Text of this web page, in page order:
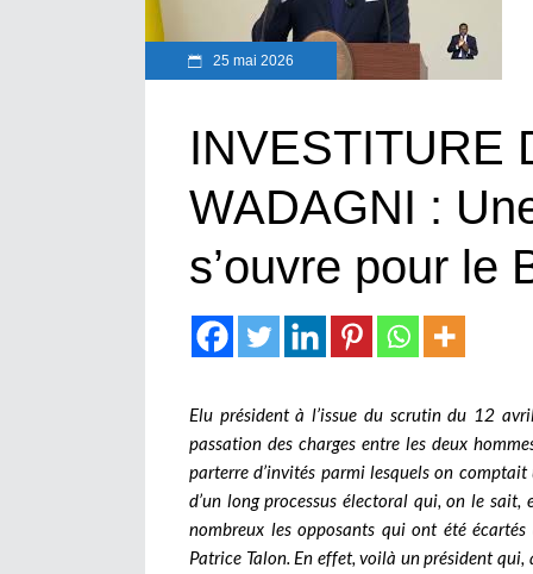
25 mai 2026
INVESTITURE
WADAGNI :
s’ouvre pour le
Elu président à l’issue du scrutin du 12
passation des charges entre les deux
parterre d’invités parmi lesquels on comptait
d’un long processus électoral qui, on le
nombreux les opposants qui ont été
Patrice Talon. En effet, voilà un président